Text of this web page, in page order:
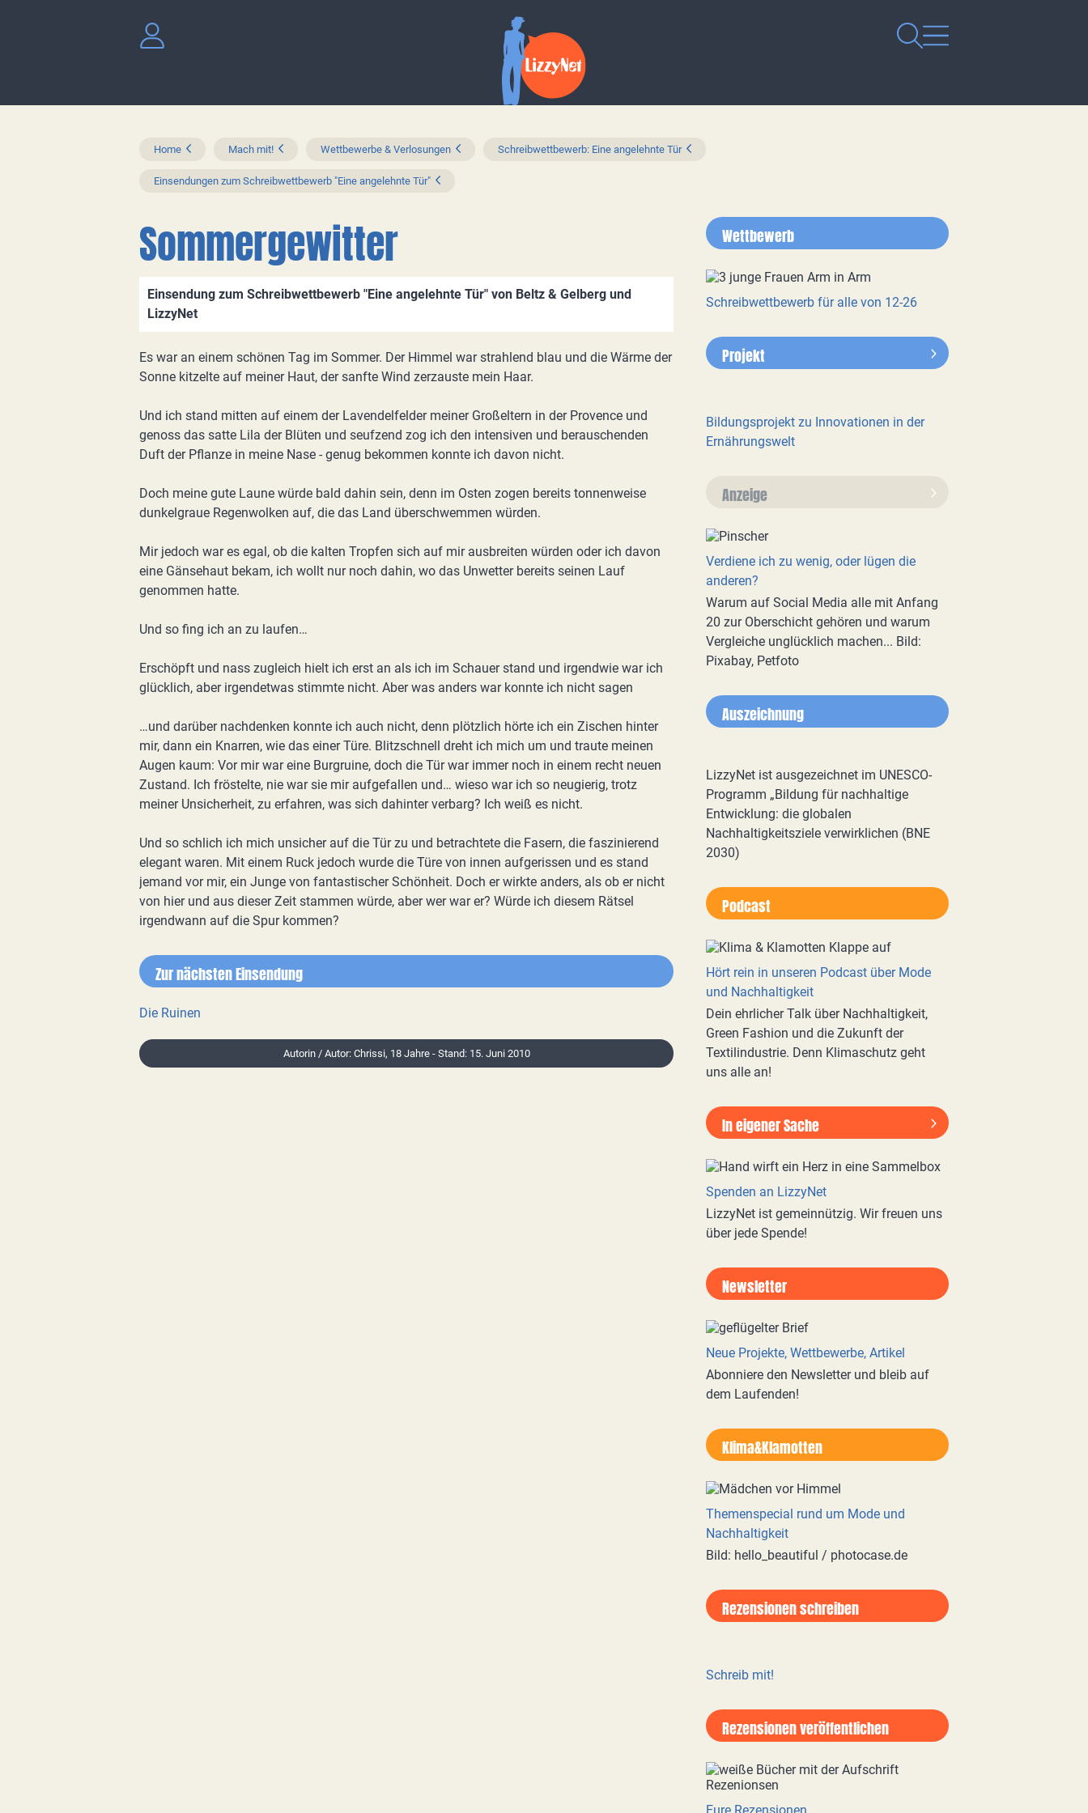
Home Mach mit! Wettbewerbe & Verlosungen Schreibwettbewerb: Eine angelehnte Tür
Einsendungen zum Schreibwettbewerb "Eine angelehnte Tür"
Sommergewitter
Einsendung zum Schreibwettbewerb "Eine angelehnte Tür" von Beltz & Gelberg und
LizzyNet
Es war an einem schönen Tag im Sommer. Der Himmel war strahlend blau und die Wärme der
Sonne kitzelte auf meiner Haut, der sanfte Wind zerzauste mein Haar.
Und ich stand mitten auf einem der Lavendelfelder meiner Großeltern in der Provence und
genoss das satte Lila der Blüten und seufzend zog ich den intensiven und berauschenden
Duft der Pflanze in meine Nase - genug bekommen konnte ich davon nicht.
Doch meine gute Laune würde bald dahin sein, denn im Osten zogen bereits tonnenweise
dunkelgraue Regenwolken auf, die das Land überschwemmen würden.
Mir jedoch war es egal, ob die kalten Tropfen sich auf mir ausbreiten würden oder ich davon
eine Gänsehaut bekam, ich wollt nur noch dahin, wo das Unwetter bereits seinen Lauf
genommen hatte.
Und so fing ich an zu laufen…
Erschöpft und nass zugleich hielt ich erst an als ich im Schauer stand und irgendwie war ich
glücklich, aber irgendetwas stimmte nicht. Aber was anders war konnte ich nicht sagen
…und darüber nachdenken konnte ich auch nicht, denn plötzlich hörte ich ein Zischen hinter
mir, dann ein Knarren, wie das einer Türe. Blitzschnell dreht ich mich um und traute meinen
Augen kaum: Vor mir war eine Burgruine, doch die Tür war immer noch in einem recht neuen
Zustand. Ich fröstelte, nie war sie mir aufgefallen und… wieso war ich so neugierig, trotz
meiner Unsicherheit, zu erfahren, was sich dahinter verbarg? Ich weiß es nicht.
Und so schlich ich mich unsicher auf die Tür zu und betrachtete die Fasern, die faszinierend
elegant waren. Mit einem Ruck jedoch wurde die Türe von innen aufgerissen und es stand
jemand vor mir, ein Junge von fantastischer Schönheit. Doch er wirkte anders, als ob er nicht
von hier und aus dieser Zeit stammen würde, aber wer war er? Würde ich diesem Rätsel
irgendwann auf die Spur kommen?
Zur nächsten Einsendung
Die Ruinen
Autorin / Autor: Chrissi, 18 Jahre - Stand: 15. Juni 2010
Wettbewerb
Schreibwettbewerb für alle von 12-26
Projekt
Bildungsprojekt zu Innovationen in der
Ernährungswelt
Anzeige
Verdiene ich zu wenig, oder lügen die
anderen?
Warum auf Social Media alle mit Anfang
20 zur Oberschicht gehören und warum
Vergleiche unglücklich machen... Bild:
Pixabay, Petfoto
Auszeichnung
LizzyNet ist ausgezeichnet im UNESCO-
Programm „Bildung für nachhaltige
Entwicklung: die globalen
Nachhaltigkeitsziele verwirklichen (BNE
2030)
Podcast
Hört rein in unseren Podcast über Mode
und Nachhaltigkeit
Dein ehrlicher Talk über Nachhaltigkeit,
Green Fashion und die Zukunft der
Textilindustrie. Denn Klimaschutz geht
uns alle an!
In eigener Sache
Spenden an LizzyNet
LizzyNet ist gemeinnützig. Wir freuen uns
über jede Spende!
Newsletter
Neue Projekte, Wettbewerbe, Artikel
Abonniere den Newsletter und bleib auf
dem Laufenden!
Klima&Klamotten
Themenspecial rund um Mode und
Nachhaltigkeit
Bild: hello_beautiful / photocase.de
Rezensionen schreiben
Schreib mit!
Rezensionen veröffentlichen